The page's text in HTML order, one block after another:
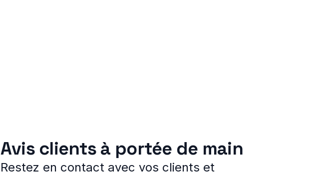
Avis clients à portée de main
Restez en contact avec vos clients et